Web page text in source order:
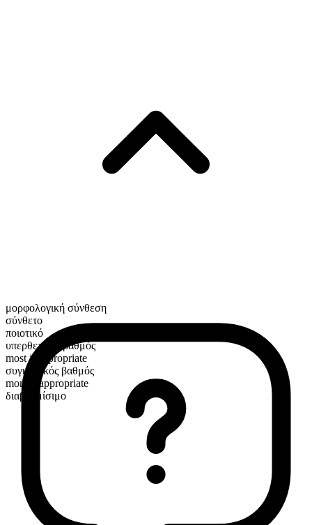
μορφολογική σύνθεση
σύνθετο
ποιοτικό
υπερθετικός βαθμός
most inappropriate
συγκριτικός βαθμός
more inappropriate
διαβαθμίσιμο